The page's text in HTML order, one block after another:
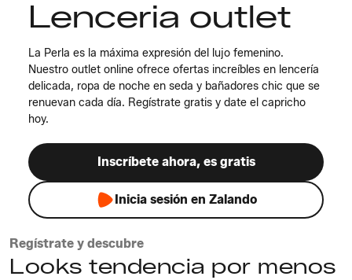
Lenceria outlet
La Perla es la máxima expresión del lujo femenino.
Nuestro outlet online ofrece ofertas increíbles en lencería
delicada, ropa de noche en seda y bañadores chic que se
renuevan cada día. Regístrate gratis y date el capricho
hoy.
Inscríbete ahora, es gratis
Inicia sesión en Zalando
Regístrate y descubre
Looks tendencia por menos